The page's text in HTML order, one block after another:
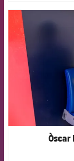
Òscar